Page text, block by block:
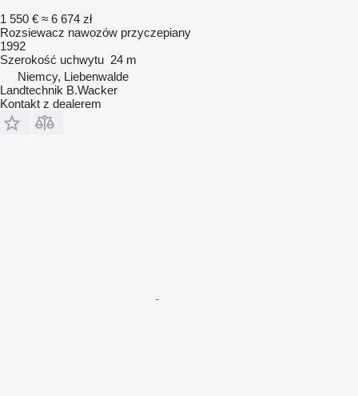
1 550 € ≈ 6 674 zł
Rozsiewacz nawozów przyczepiany
1992
Szerokość uchwytu 24 m
Niemcy, Liebenwalde
Landtechnik B.Wacker
Kontakt z dealerem